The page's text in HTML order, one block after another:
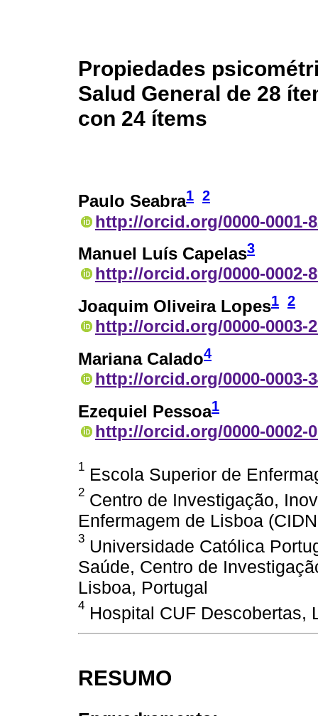
Propiedades
Salud General de 28
con 24 ítems
Paulo Seabra1 2
http://orcid.org/0000-0001-
Manuel Luís Capelas3
http://orcid.org/0000-0002-
Joaquim Oliveira Lopes1 2
http://orcid.org/0000-0003-
Mariana Calado4
http://orcid.org/0000-0003-
Ezequiel Pessoa1
http://orcid.org/0000-0002-
1 Escola Superior de
2 Centro de Investigação,
Enfermagem de Lisboa
3 Universidade Católica
Saúde, Centro de
Lisboa, Portugal
4 Hospital CUF Descobertas,
RESUMO